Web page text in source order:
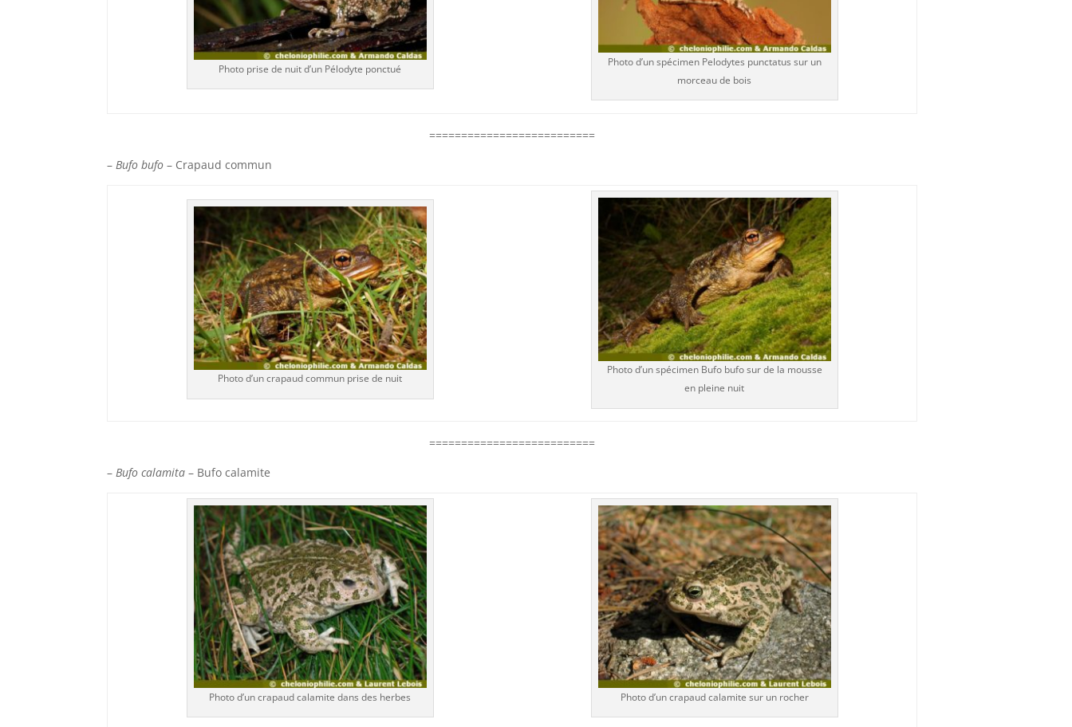
Photo prise de nuit d’un Pélodyte ponctué
Photo d’un spécimen Pelodytes punctatus sur un
morceau de bois
==========================
–Bufo bufo– Crapaud commun
Photo d’un crapaud commun prise de nuit
Photo d’un spécimen Bufo bufo sur de la mousse
en pleine nuit
==========================
–Bufo calamita – Bufo calamite
Photo d’un crapaud calamite dans des herbes Photo d’un crapaud calamite sur un rocher